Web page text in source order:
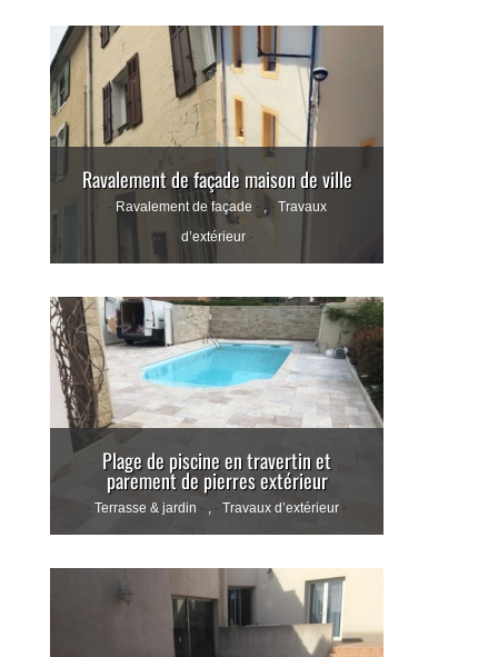
Ravalement de façade maison de ville
Ravalement de façade ,
Travaux
d’extérieur
Plage de piscine en travertin et
parement de pierres extérieur
Terrasse & jardin , Travaux d’extérieur